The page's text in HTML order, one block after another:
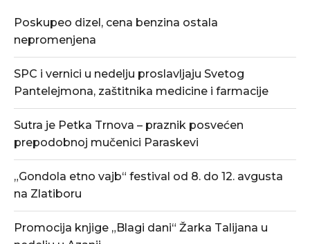
Poskupeo dizel, cena benzina ostala
nepromenjena
SPC i vernici u nedelju proslavljaju Svetog
Pantelejmona, zaštitnika medicine i farmacije
Sutra je Petka Trnova – praznik posvećen
prepodobnoj mučenici Paraskevi
„Gondola etno vajb“ festival od 8. do 12. avgusta
na Zlatiboru
Promocija knjige „Blagi dani“ Žarka Talijana u